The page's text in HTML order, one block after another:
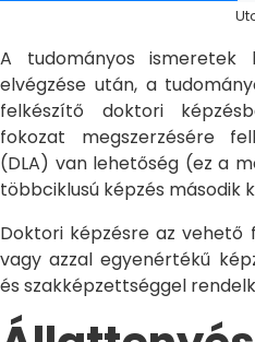
A tudományos ismeretek
elvégzése után, a
felkészítő doktori
fokozat megszerzésére
(DLA) van lehetőség (ez a
többciklusú képzés második
Doktori képzésre az vehető
vagy azzal egyenértékű
és szakképzettséggel